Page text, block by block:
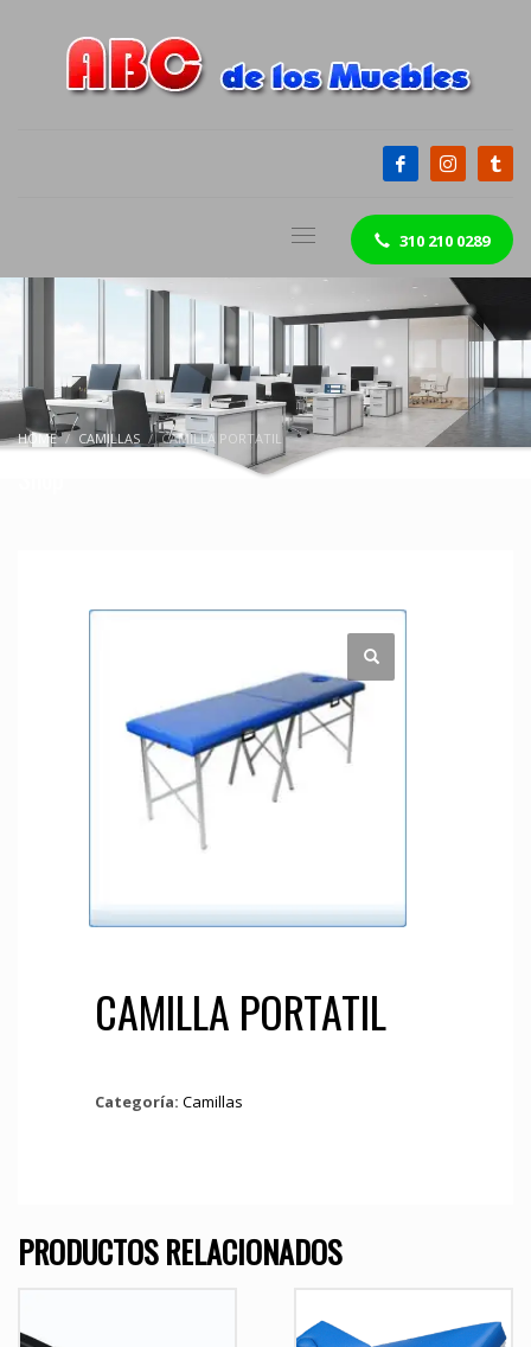
310 210 0289
HOME CAMILLAS CAMILLA PORTATIL
CAMILLA PORTATIL
Categoría: Camillas
PRODUCTOS RELACIONADOS